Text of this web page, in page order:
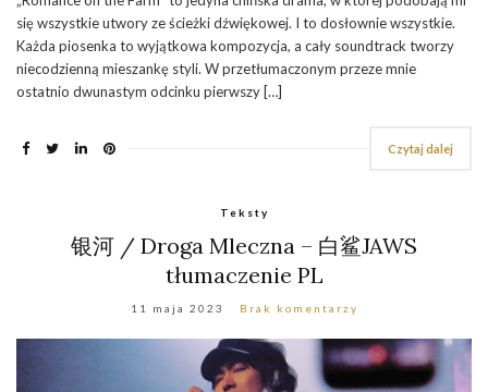
się wszystkie utwory ze ścieżki dźwiękowej. I to dosłownie wszystkie.
Każda piosenka to wyjątkowa kompozycja, a cały soundtrack tworzy
niecodzienną mieszankę styli. W przetłumaczonym przeze mnie
ostatnio dwunastym odcinku pierwszy […]
Czytaj dalej
Teksty
银河 / Droga Mleczna – 白鲨JAWS
tłumaczenie PL
11 maja 2023 Brak komentarzy